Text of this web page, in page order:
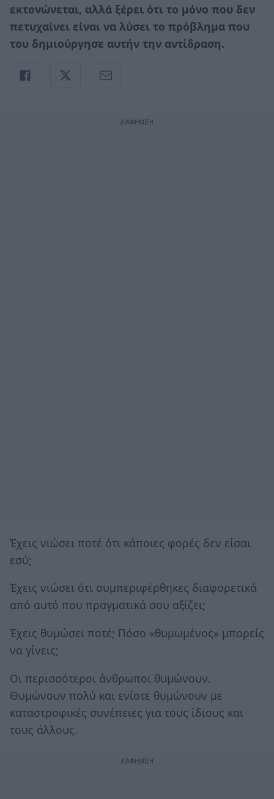
εκτονώνεται, αλλά ξέρει ότι το μόνο που δεν
πετυχαίνει είναι να λύσει το πρόβλημα που
του δημιούργησε αυτήν την αντίδραση.
Έχεις νιώσει ποτέ ότι κάποιες φορές δεν είσαι
εσύ;
Έχεις νιώσει ότι συμπεριφέρθηκες διαφορετικά
από αυτό που πραγματικά σου αξίζει;
Έχεις θυμώσει ποτέ; Πόσο «θυμωμένος» μπορείς
να γίνεις;
Οι περισσότεροι άνθρωποι θυμώνουν.
Θυμώνουν πολύ και ενίοτε θυμώνουν με
καταστροφικές συνέπειες για τους ίδιους και
τους άλλους.